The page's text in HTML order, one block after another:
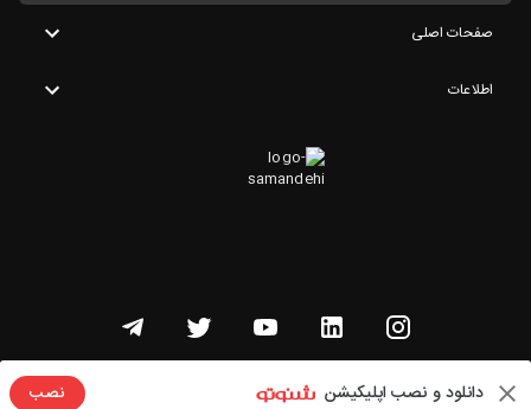
دانلود و نصب اپلیکیشن نصب
صفحات اصلی
اطلاعات
تمامی حقوق این وبسایت متعلق به شنوتو است